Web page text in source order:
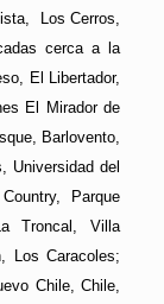
Los Cerros,
cerca a la
El Libertador,
El Mirador de
Barlovento,
Universidad del
Parque
Troncal, Villa
Los Caracoles;
Chile, Chile,